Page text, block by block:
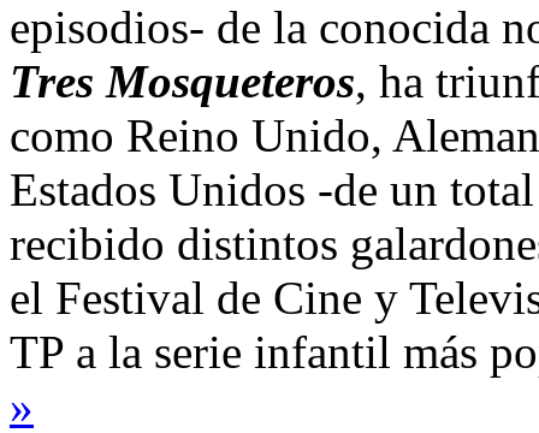
episodios- de la conocida
Tres Mosqueteros, ha
como Reino Unido,
Estados Unidos -de un
recibido distintos
el Festival de Cine y
TP a la serie infantil más
»